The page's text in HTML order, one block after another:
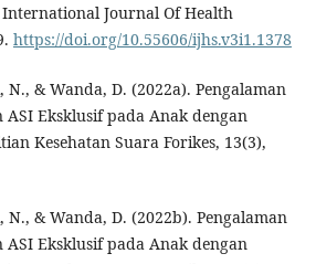
Journal Of Health
https://doi.org/10.55606/ijhs.v3i1.1378
& Wanda, D. (2022a). Pengalaman
Eksklusif pada Anak dengan
Kesehatan Suara Forikes, 13(3),
& Wanda, D. (2022b). Pengalaman
Eksklusif pada Anak dengan